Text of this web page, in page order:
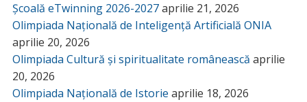
Școală eTwinning 2026-2027aprilie 21, 2026
Olimpiada Națională de Inteligență Artificială ONIA
aprilie 20, 2026
Olimpiada Cultură și spiritualitate românească aprilie
20, 2026
Olimpiada Națională de Istorie aprilie 18, 2026